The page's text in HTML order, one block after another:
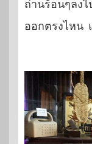
ถ่านร้อนๆลง
ออกตรงไหน